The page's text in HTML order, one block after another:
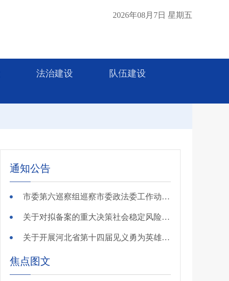
2026年08月7日 星期五
法治建设
队伍建设
通知公告
市委第六巡察组巡察市委政法委工作动员会召开
关于对拟备案的重大决策社会稳定风险评估第三方机构进行公示的公告
关于开展河北省第十四届见义勇为英雄 （群体）评选的公示
焦点图文